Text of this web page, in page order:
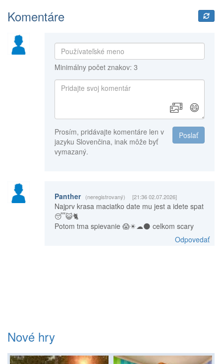
Komentáre
Minimálny počet znakov: 3
😄
Poslať
Prosím, pridávajte komentáre len v
jazyku Slovenčina, inak môže byť
vymazaný.
Panther (neregistrovaný) [21:36 02.07.2026]
Najprv krasa maciatko date mu jest a idete spat
😴😺🐈
Potom tma spievanie 😱☀☁🌑 celkom scary
Odpovedať
Nové hry